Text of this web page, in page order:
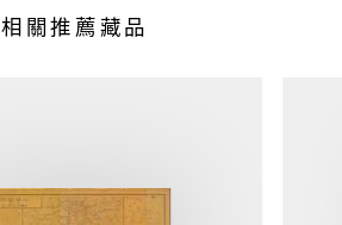
相關推薦藏品